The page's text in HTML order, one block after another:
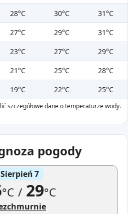
28°C 30°C
31°C
27°C 29°C
31°C
23°C 27°C
29°C
21°C 25°C
28°C
19°C 22°C 25°C
szczegółowe dane o temperaturze wody.
pogody
Sierpień 7
°C /29°C